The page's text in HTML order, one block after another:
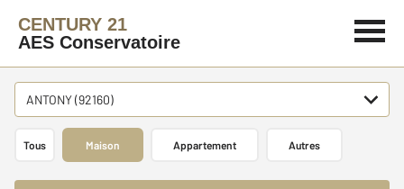
CENTURY 21
AES Conservatoire
ANTONY (92160)
Tous Maison Appartement Autres